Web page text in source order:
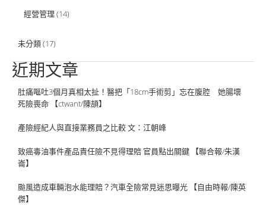
經營管理 (14)
未分類(17)
近期文章
肚痛嘔吐3個月真相太扯！醫把「18cm手術剪」忘在腹腔 她腸壞
死險喪命 【ctwant/陳頡】
產險經紀人與直接業務員之比較 文：江朝峰
致癌毒油事件產品責任險不見得理賠 官員點出關鍵 【聯合報/朱漢
崙】
颱風造成車輛泡水能理賠？汽車全險常見迷思曝光 【自由時報/陳英
傑】